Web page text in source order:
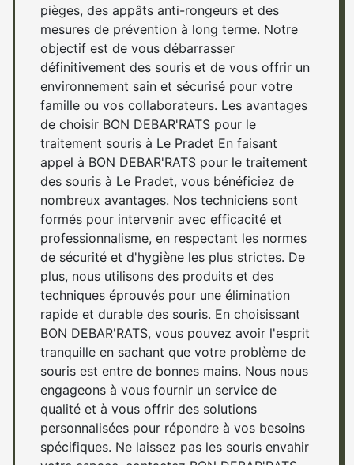
pièges, des appâts anti-rongeurs et des
mesures de prévention à long terme. Notre
objectif est de vous débarrasser
définitivement des souris et de vous offrir un
environnement sain et sécurisé pour votre
famille ou vos collaborateurs. Les avantages
de choisir BON DEBAR'RATS pour le
traitement souris à Le Pradet En faisant
appel à BON DEBAR'RATS pour le traitement
des souris à Le Pradet, vous bénéficiez de
nombreux avantages. Nos techniciens sont
formés pour intervenir avec efficacité et
professionnalisme, en respectant les normes
de sécurité et d'hygiène les plus strictes. De
plus, nous utilisons des produits et des
techniques éprouvés pour une élimination
rapide et durable des souris. En choisissant
BON DEBAR'RATS, vous pouvez avoir l'esprit
tranquille en sachant que votre problème de
souris est entre de bonnes mains. Nous nous
engageons à vous fournir un service de
qualité et à vous offrir des solutions
personnalisées pour répondre à vos besoins
spécifiques. Ne laissez pas les souris envahir